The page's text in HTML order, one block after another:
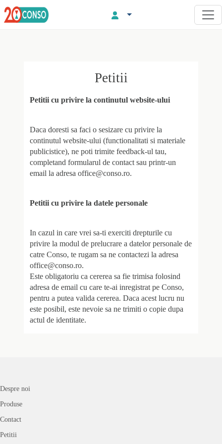
Petitii
Petitii cu privire la continutul website-ului
Daca doresti sa faci o sesizare cu privire la
continutul website-ului (functionalitati si materiale
publicistice), ne poti trimite feedback-ul tau,
completand formularul de contact sau printr-un
email la adresa office@conso.ro.
Petitii cu privire la datele personale
In cazul in care vrei sa-ti exerciti drepturile cu
privire la modul de prelucrare a datelor personale de
catre Conso, te rugam sa ne contactezi la adresa
office@conso.ro.
Este obligatoriu ca cererea sa fie trimisa folosind
adresa de email cu care te-ai inregistrat pe Conso,
pentru a putea valida cererea. Daca acest lucru nu
este posibil, este nevoie sa ne trimiti o copie dupa
actul de identitate.
Despre noi
Produse
Contact
Petitii